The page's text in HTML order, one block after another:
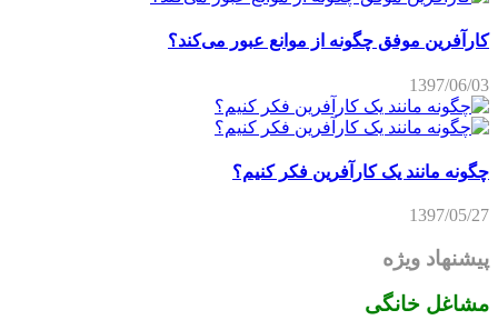
کارآفرین موفق چگونه از موانع عبور می‌کند؟
1397/06/03
چگونه مانند یک کارآفرین فکر کنیم؟
1397/05/27
پیشنهاد ویژه
مشاغل خانگی